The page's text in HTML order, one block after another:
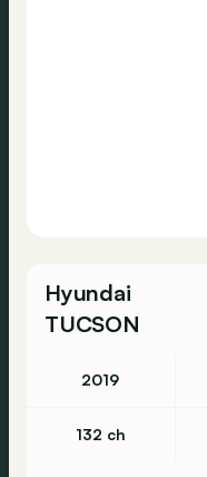
Hyundai
TUCSON
2019
132 ch